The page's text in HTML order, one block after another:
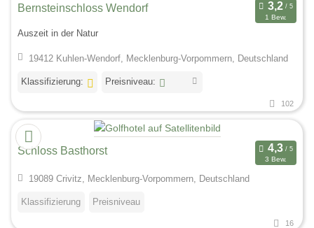
Bernsteinschloss Wendorf
1 Bew.
Auszeit in der Natur
19412 Kuhlen-Wendorf, Mecklenburg-Vorpommern, Deutschland
Klassifizierung: Preisniveau:
102
Schloss Basthorst
3 Bew.
19089 Crivitz, Mecklenburg-Vorpommern, Deutschland
Klassifizierung Preisniveau
16